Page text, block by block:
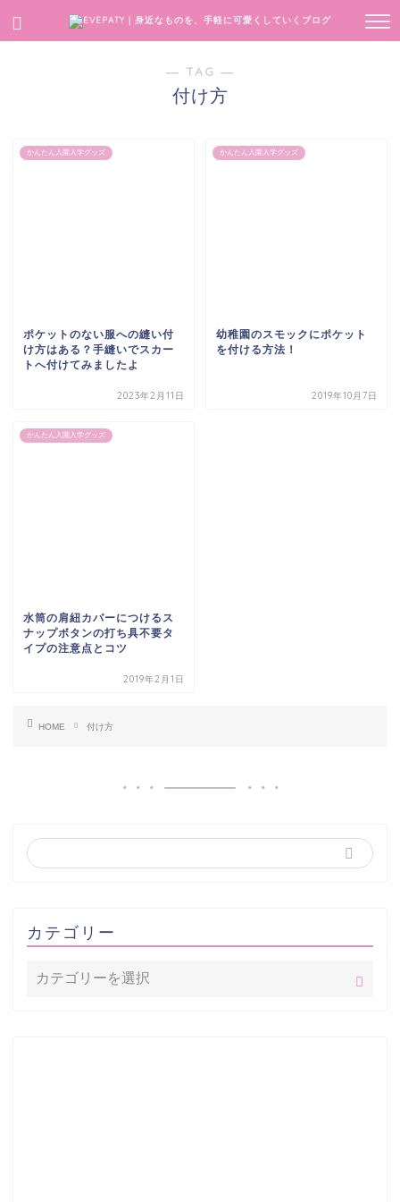
― TAG ―
付け方
かんたん入園入学グッズ
ポケットのない服への縫い付
け方はある？手縫いでスカー
トへ付けてみましたよ
2023年2月11日
かんたん入園入学グッズ
幼稚園のスモックにポケット
を付ける方法！
2019年10月7日
かんたん入園入学グッズ
水筒の肩紐カバーにつけるス
ナップボタンの打ち具不要タ
イプの注意点とコツ
2019年2月1日
HOME 付け方
カテゴリー